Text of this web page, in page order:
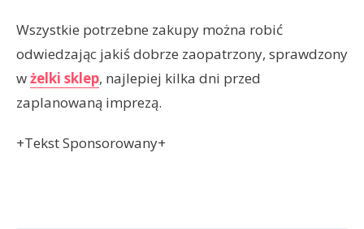
Wszystkie potrzebne zakupy można robić
odwiedzając jakiś dobrze zaopatrzony, sprawdzony
wżelki sklep, najlepiej kilka dni przed
zaplanowaną imprezą.
+Tekst Sponsorowany+